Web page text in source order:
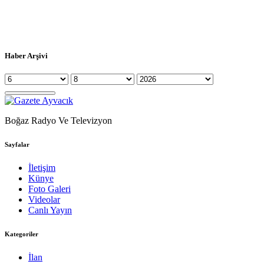
Haber Arşivi
Boğaz Radyo Ve Televizyon
Sayfalar
İletişim
Künye
Foto Galeri
Videolar
Canlı Yayın
Kategoriler
İlan